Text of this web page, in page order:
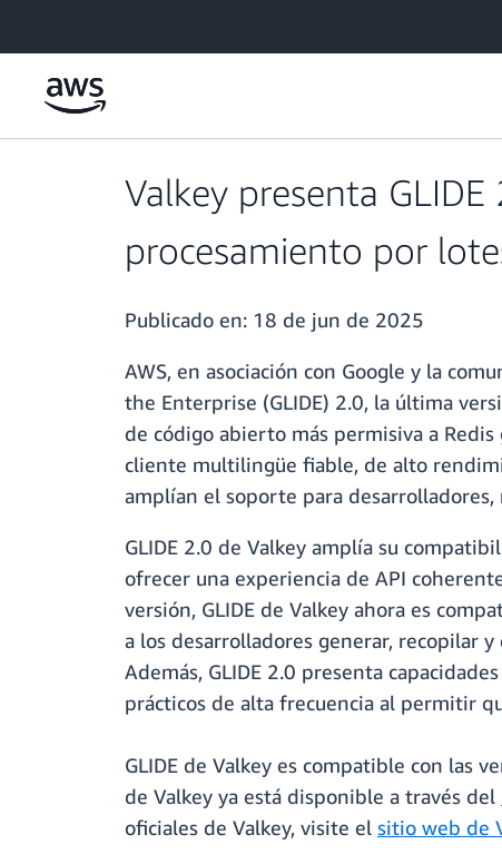
Valkey presenta
procesamiento por
Publicado en: 18 de jun de 2025
AWS, en asociación con Google y la
the Enterprise (GLIDE) 2.0, la última
de código abierto más permisiva a
cliente multilingüe fiable, de alto
amplían el soporte para
GLIDE 2.0 de Valkey amplía su
ofrecer una experiencia de API
versión, GLIDE de Valkey ahora es
a los desarrolladores generar, recopilar
Además, GLIDE 2.0 presenta
prácticos de alta frecuencia al permitir
GLIDE de Valkey es compatible con las
de Valkey ya está disponible a través del
oficiales de Valkey, visite el sitio web de